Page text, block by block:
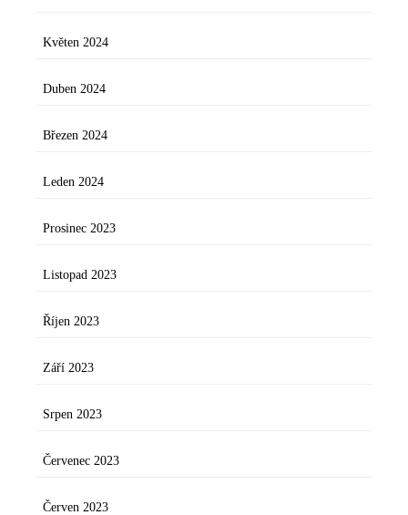
Květen 2024
Duben 2024
Březen 2024
Leden 2024
Prosinec 2023
Listopad 2023
Říjen 2023
Září 2023
Srpen 2023
Červenec 2023
Červen 2023